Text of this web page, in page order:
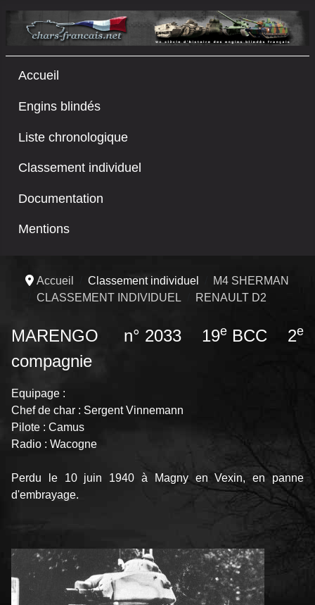
Accueil
Engins blindés
Liste chronologique
Classement individuel
Documentation
Mentions
Accueil Classement individuel
M4 SHERMAN
CLASSEMENT INDIVIDUEL
RENAULT D2
MARENGO n° 2033 19e BCC 2e
compagnie
Equipage :
Chef de char : Sergent Vinnemann
Pilote : Camus
Radio : Wacogne
Perdu le 10 juin 1940 à Magny en Vexin, en panne
d'embrayage.